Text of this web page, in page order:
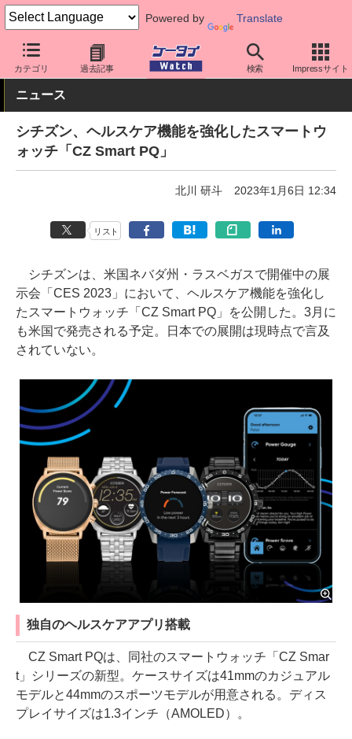
Powered by Translate
カテゴリ 過去記事 検索 Impressサイト
ケータイ Watch イベント CES 2023
ニュース
シチズン、ヘルスケア機能を強化したスマートウ
ォッチ「CZ Smart PQ」
北川 研斗 2023年1月6日 12:34
リスト
シチズンは、米国ネバダ州・ラスベガスで開催中の展
示会「CES 2023」において、ヘルスケア機能を強化し
たスマートウォッチ「CZ Smart PQ」を公開した。3月に
も米国で発売される予定。日本での展開は現時点で言及
されていない。
独自のヘルスケアアプリ搭載
CZ Smart PQは、同社のスマートウォッチ「CZ Smar
t」シリーズの新型。ケースサイズは41mmのカジュアル
モデルと44mmのスポーツモデルが用意される。ディス
プレイサイズは1.3インチ（AMOLED）。